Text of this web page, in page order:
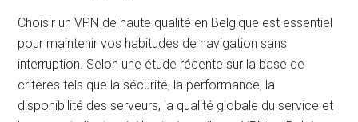
Choisir un VPN de haute qualité en Belgique est essentiel
pour maintenir vos habitudes de navigation sans
interruption. Selon une étude récente sur la base de
critères tels que la sécurité, la performance, la
disponibilité des serveurs, la qualité globale du service et